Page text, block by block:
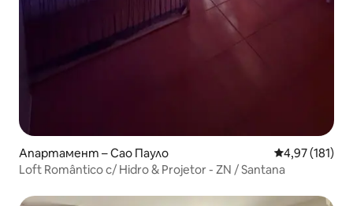
Апартамент – Сао Пауло Средна
4,97 (181)
Loft Romântico c/ Hidro & Projetor - ZN / Santana